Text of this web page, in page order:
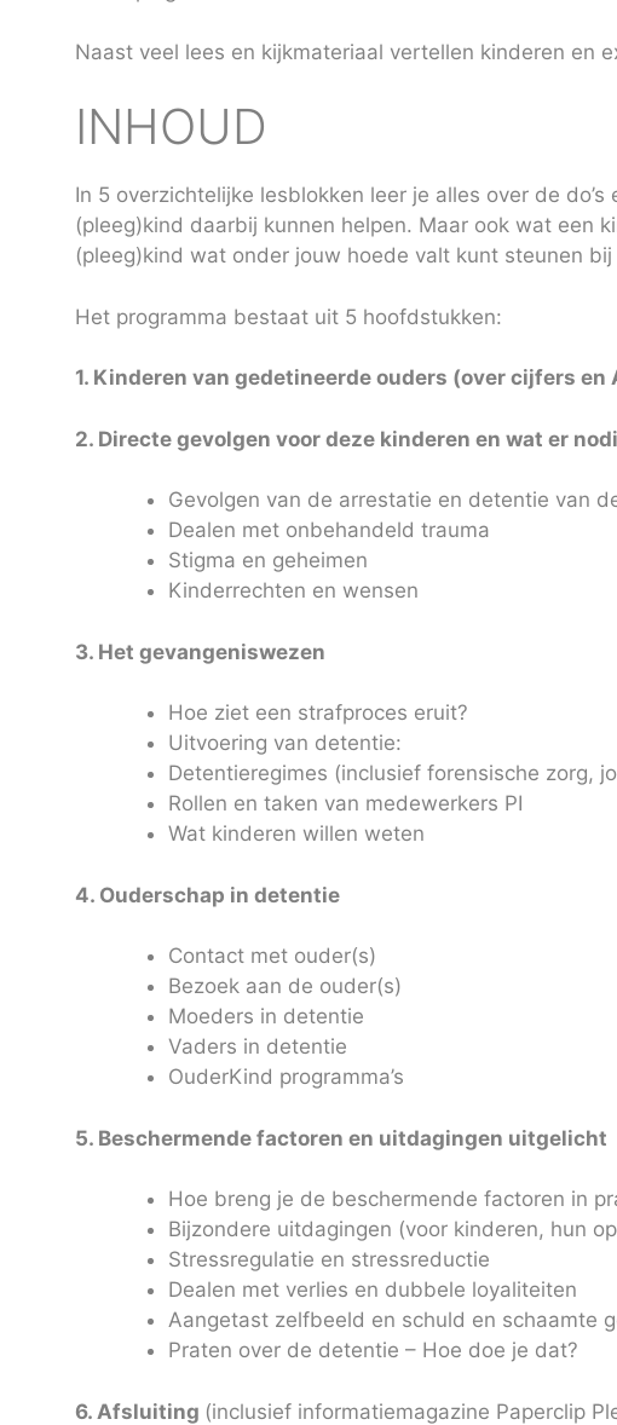
Naast veel lees en kijkmateriaal vertellen kinderen en
INHOUD
In 5 overzichtelijke lesblokken leer je alles over de
(pleeg)kind daarbij kunnen helpen. Maar ook wat een
(pleeg)kind wat onder jouw hoede valt kunt steunen
Het programma bestaat uit 5 hoofdstukken:
1. Kinderen van gedetineerde ouders (over cijfers en
2. Directe gevolgen voor deze kinderen en wat er
Gevolgen van de arrestatie en detentie van
Dealen met onbehandeld trauma
Stigma en geheimen
Kinderrechten en wensen
3. Het gevangeniswezen
Hoe ziet een strafproces eruit?
Uitvoering van detentie:
Detentieregimes (inclusief forensische zorg,
Rollen en taken van medewerkers PI
Wat kinderen willen weten
4. Ouderschap in detentie
Contact met ouder(s)
Bezoek aan de ouder(s)
Moeders in detentie
Vaders in detentie
OuderKind programma’s
5. Beschermende factoren en uitdagingen uitgelicht
Hoe breng je de beschermende factoren in
Bijzondere uitdagingen (voor kinderen, hun
Stressregulatie en stressreductie
Dealen met verlies en dubbele loyaliteiten
Aangetast zelfbeeld en schuld en schaamte
Praten over de detentie – Hoe doe je dat?
6. Afsluiting (inclusief informatiemagazine Paperclip